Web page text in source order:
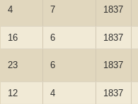
4 7 1837
16 6 1837
23 6 1837
12 4 1837